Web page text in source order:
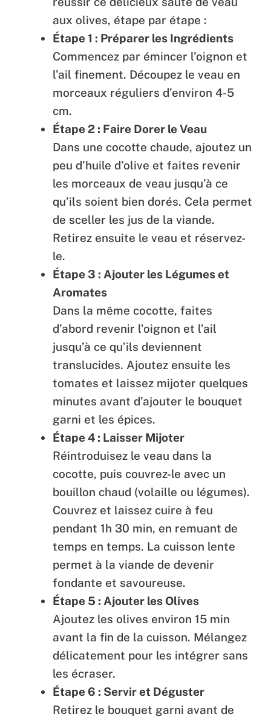
aux olives, étape par étape :
Étape 1 : Préparer les Ingrédients
Commencez par émincer l’oignon et
l’ail finement. Découpez le veau en
morceaux réguliers d’environ 4-5
cm.
Étape 2 : Faire Dorer le Veau
Dans une cocotte chaude, ajoutez un
peu d’huile d’olive et faites revenir
les morceaux de veau jusqu’à ce
qu’ils soient bien dorés. Cela permet
de sceller les jus de la viande.
Retirez ensuite le veau et réservez-
le.
Étape 3 : Ajouter les Légumes et
Aromates
Dans la même cocotte, faites
d’abord revenir l’oignon et l’ail
jusqu’à ce qu’ils deviennent
translucides. Ajoutez ensuite les
tomates et laissez mijoter quelques
minutes avant d’ajouter le bouquet
garni et les épices.
Étape 4 : Laisser Mijoter
Réintroduisez le veau dans la
cocotte, puis couvrez-le avec un
bouillon chaud (volaille ou légumes).
Couvrez et laissez cuire à feu
pendant 1h 30 min, en remuant de
temps en temps. La cuisson lente
permet à la viande de devenir
fondante et savoureuse.
Étape 5 : Ajouter les Olives
Ajoutez les olives environ 15 min
avant la fin de la cuisson. Mélangez
délicatement pour les intégrer sans
les écraser.
Étape 6 : Servir et Déguster
Retirez le bouquet garni avant de